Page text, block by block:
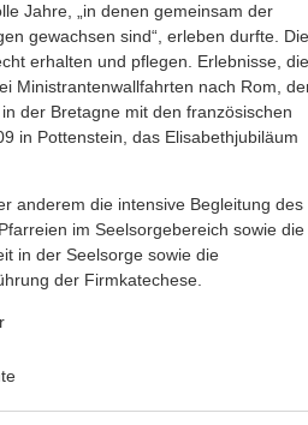
Jahre, „in denen gemeinsam der
gewachsen sind“, erleben durfte.
erhalten und pflegen. Erlebnisse, die
Ministrantenwallfahrten nach Rom,
der Bretagne mit den französischen
in Pottenstein, das Elisabethjubiläum
anderem die intensive Begleitung des
im Seelsorgebereich sowie die
in der Seelsorge sowie die
der Firmkatechese.